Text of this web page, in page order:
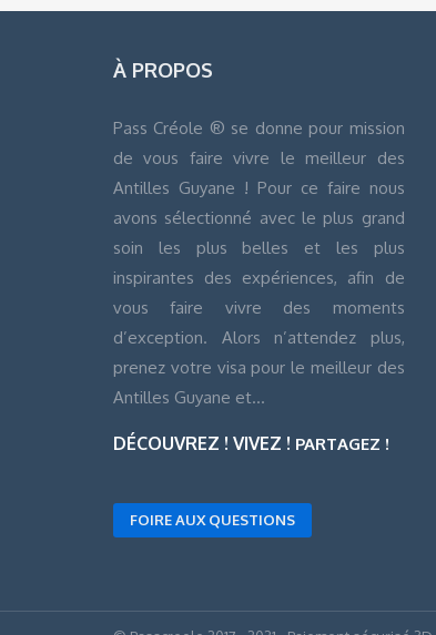
À PROPOS
Pass Créole ® se donne pour mission
de vous faire vivre le meilleur des
Antilles Guyane ! Pour ce faire nous
avons sélectionné avec le plus grand
soin les plus belles et les plus
inspirantes des expériences, afin de
vous faire vivre des moments
d’exception. Alors n’attendez plus,
prenez votre visa pour le meilleur des
Antilles Guyane et…
DÉCOUVREZ ! VIVEZ ! PARTAGEZ !
FOIRE AUX QUESTIONS